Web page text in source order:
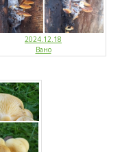
2024.12.18
Вано